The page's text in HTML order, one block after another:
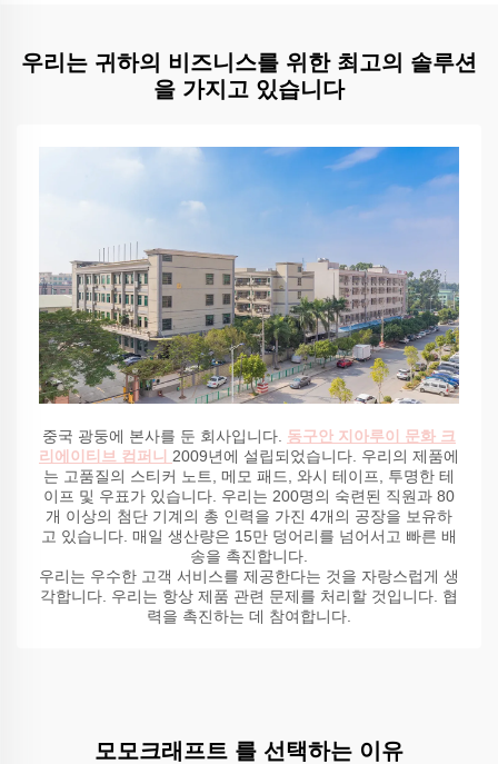
우리는 귀하의 비즈니스를 위한 최고의 솔루션
을 가지고 있습니다
중국 광둥에 본사를 둔 회사입니다. 동구안 지아루이 문화 크
리에이티브 컴퍼니 2009년에 설립되었습니다. 우리의 제품에
는 고품질의 스티커 노트, 메모 패드, 와시 테이프, 투명한 테
이프 및 우표가 있습니다. 우리는 200명의 숙련된 직원과 80
개 이상의 첨단 기계의 총 인력을 가진 4개의 공장을 보유하
고 있습니다. 매일 생산량은 15만 덩어리를 넘어서고 빠른 배
송을 촉진합니다.
우리는 우수한 고객 서비스를 제공한다는 것을 자랑스럽게 생
각합니다. 우리는 항상 제품 관련 문제를 처리할 것입니다. 협
력을 촉진하는 데 참여합니다.
모모크래프트 를 선택하는 이유